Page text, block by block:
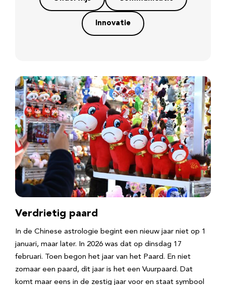
Innovatie
Verdrietig paard
In de Chinese astrologie begint een nieuw jaar niet op 1
januari, maar later. In 2026 was dat op dinsdag 17
februari. Toen begon het jaar van het Paard. En niet
zomaar een paard, dit jaar is het een Vuurpaard. Dat
komt maar eens in de zestig jaar voor en staat symbool